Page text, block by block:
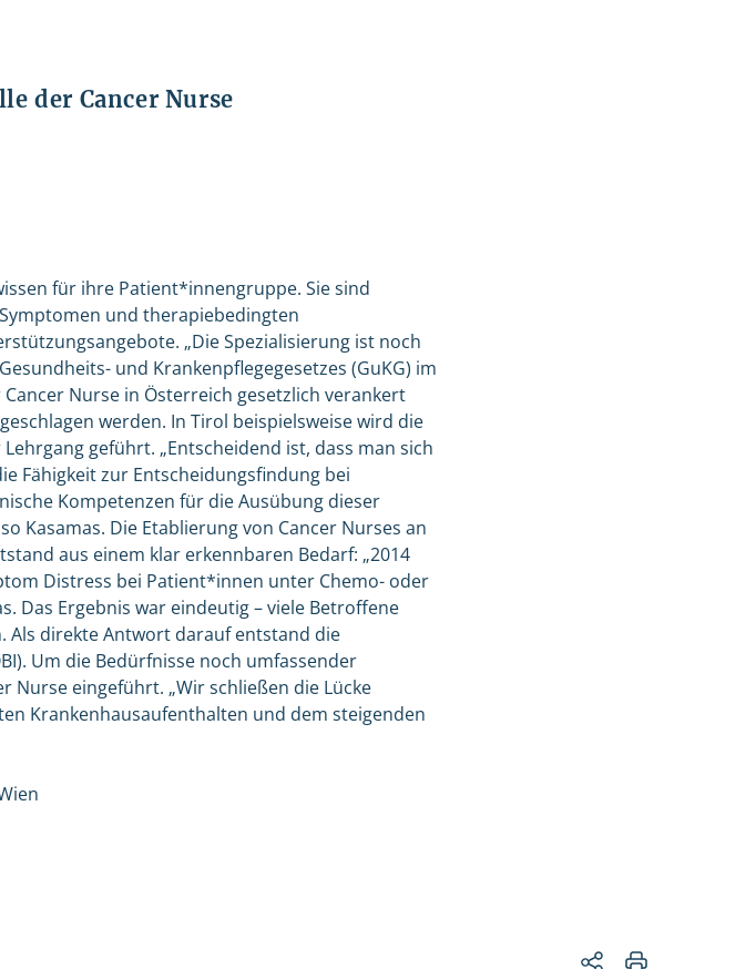
der Cancer Nurse
für ihre Patient*innengruppe. Sie sind
und therapiebedingten
„Die Spezialisierung ist noch
und Krankenpflegegesetzes (GuKG) im
Nurse in Österreich gesetzlich verankert
werden. In Tirol beispielsweise wird die
geführt. „Entscheidend ist, dass man sich
Fähigkeit zur Entscheidungsfindung bei
Kompetenzen für die Ausübung dieser
Kasamas. Die Etablierung von Cancer Nurses an
aus einem klar erkennbaren Bedarf: „2014
Distress bei Patient*innen unter Chemo- oder
Das Ergebnis war eindeutig – viele Betroffene
direkte Antwort darauf entstand die
Um die Bedürfnisse noch umfassender
Nurse eingeführt. „Wir schließen die Lücke
Krankenhausaufenthalten und dem steigenden